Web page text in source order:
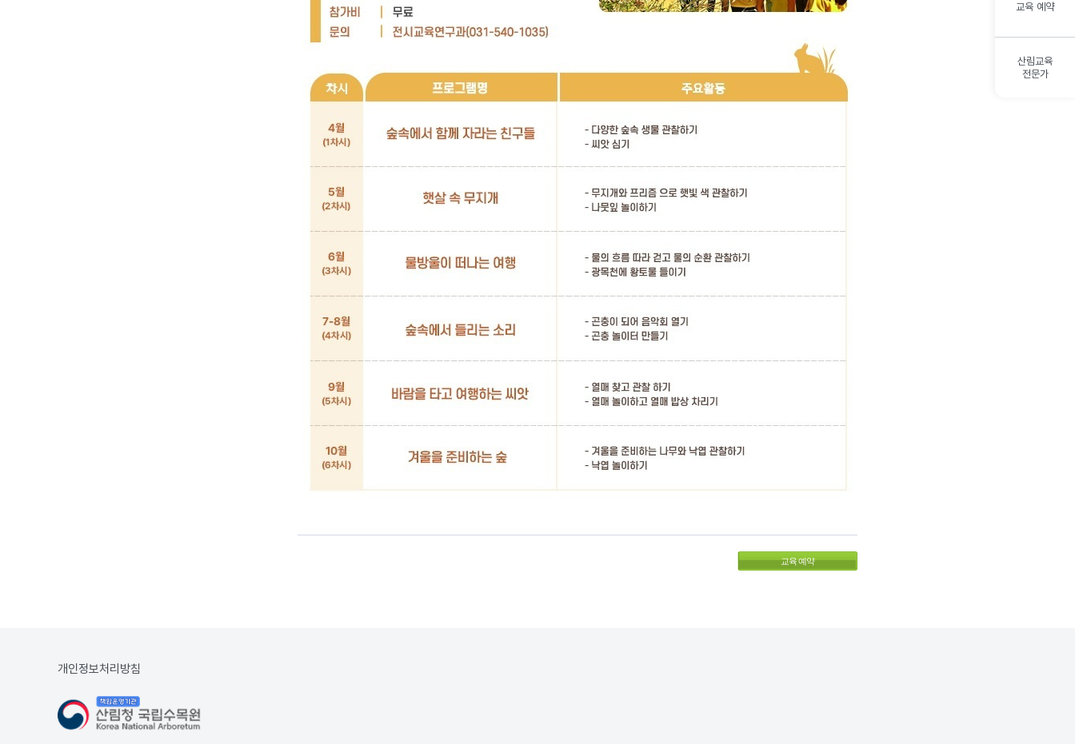
교육 예약
교육 예약
산림교육
전문가
개인정보처리방침